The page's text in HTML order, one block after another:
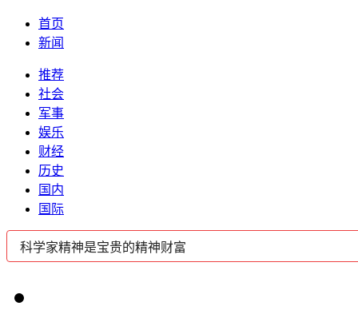
首页
新闻
推荐
社会
军事
娱乐
财经
历史
国内
国际